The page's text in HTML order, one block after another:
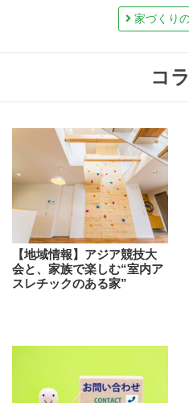
家づくり
コ
【地域情報】アジア競技大
会と、家族で楽しむ“室内ア
スレチックのある家”